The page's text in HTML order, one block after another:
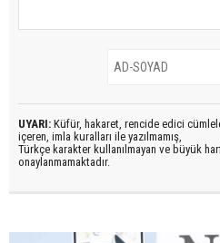
UYARI: Küfür, hakaret, rencide edici
içeren, imla kuralları ile yazılmamış,
Türkçe karakter kullanılmayan ve büyük
onaylanmamaktadır.